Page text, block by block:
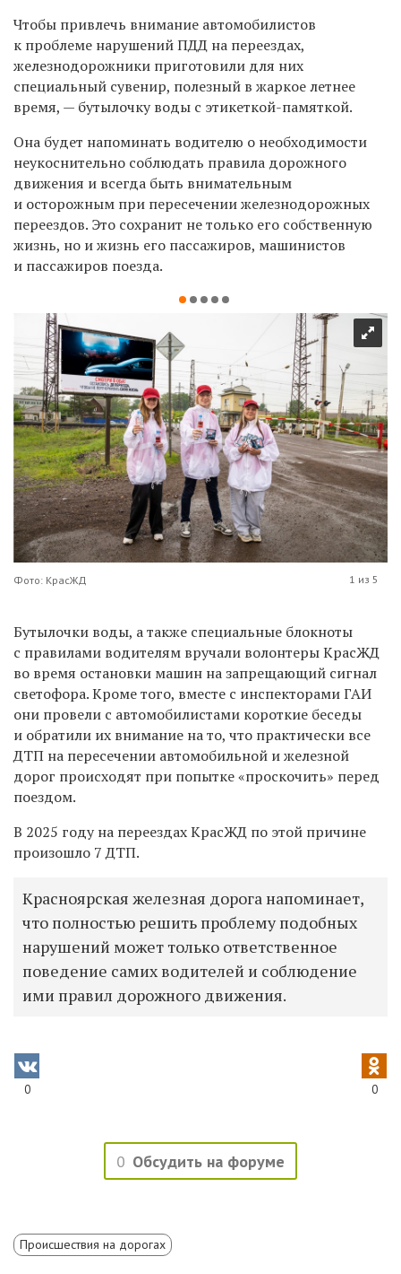
Чтобы привлечь внимание автомобилистов
к проблеме нарушений ПДД на переездах,
железнодорожники приготовили для них
специальный сувенир, полезный в жаркое летнее
время, — бутылочку воды с этикеткой-памяткой.
Она будет напоминать водителю о необходимости
неукоснительно соблюдать правила дорожного
движения и всегда быть внимательным
и осторожным при пересечении железнодорожных
переездов. Это сохранит не только его собственную
жизнь, но и жизнь его пассажиров, машинистов
и пассажиров поезда.
Фото: КрасЖД 1 из 5
Бутылочки воды, а также специальные блокноты
с правилами водителям вручали волонтеры КрасЖД
во время остановки машин на запрещающий сигнал
светофора.Кроме того, вместе с инспекторами ГАИ
они провели с автомобилистами короткие беседы
и обратили их внимание на то, что практически все
ДТП на пересечении автомобильной и железной
дорог происходят при попытке «проскочить» перед
поездом.
В 2025 году на переездах КрасЖД по этой причине
произошло 7 ДТП.
Красноярская железная дорога напоминает,
что полностью решить проблему подобных
нарушений может только ответственное
поведение самих водителей и соблюдение
ими правил дорожного движения.
0 0
0 Обсудить на форуме
Происшествия на дорогах